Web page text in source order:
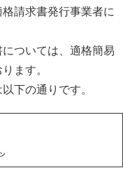
請求書発行事業者に
ついては、適格簡易
ます。
下の通りです。